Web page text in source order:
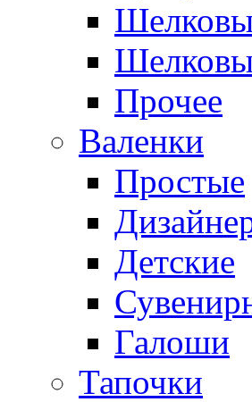
Прочее
Валенки
Простые
Детские
Галоши
Тапочки